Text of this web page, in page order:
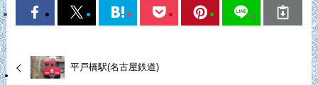
平戸橋駅(名古屋鉄道)